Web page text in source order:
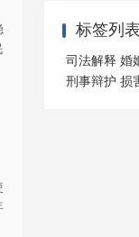
标签列表
司法解释 婚
刑事辩护 损